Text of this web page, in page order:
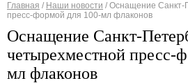
Вы здесь
Главная / Наши новости / Оснащение Санкт-
пресс-формой для 100-мл флаконов
Оснащение Санкт-
четырехместной пресс-
мл флаконов